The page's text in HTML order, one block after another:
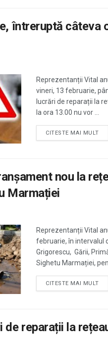
întreruptă câteva
Reprezentanții Vital
vineri, 13 februarie,
lucrări de reparații la
la ora 13.00 nu vor ...
CITESTE MAI MULT
nou la
Marmației
Reprezentanții Vital
februarie, în intervalul
Grigorescu, Gării,
Sighetu Marmației,
CITESTE MAI MULT
de reparații la